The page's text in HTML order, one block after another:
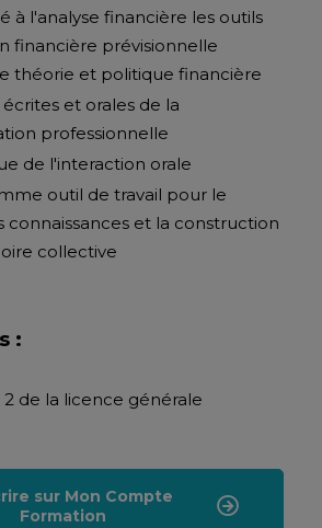
à l'analyse financière les outils
financière prévisionnelle
théorie et politique financière
écrites et orales de la
professionnelle
de l'interaction orale
outil de travail pour le
connaissances et la construction
collective
:
de la licence générale
sur Mon Compte
Formation